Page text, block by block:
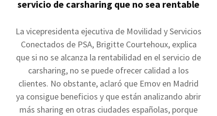
servicio de carsharing que no sea rentable
La vicepresidenta ejecutiva de Movilidad y Servicios
Conectados de PSA, Brigitte Courtehoux, explica
que si no se alcanza la rentabilidad en el servicio de
carsharing, no se puede ofrecer calidad a los
clientes. No obstante, aclaró que Emov en Madrid
ya consigue beneficios y que están analizando abrir
más sharing en otras ciudades españolas, porque